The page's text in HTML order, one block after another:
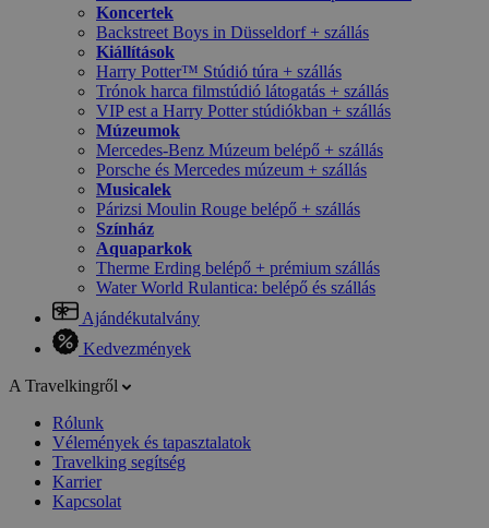
Koncertek
Backstreet Boys in Düsseldorf + szállás
Kiállítások
Harry Potter™ Stúdió túra + szállás
Trónok harca filmstúdió látogatás + szállás
VIP est a Harry Potter stúdiókban + szállás
Múzeumok
Mercedes-Benz Múzeum belépő + szállás
Porsche és Mercedes múzeum + szállás
Musicalek
Párizsi Moulin Rouge belépő + szállás
Színház
Aquaparkok
Therme Erding belépő + prémium szállás
Water World Rulantica: belépő és szállás
Ajándékutalvány
Kedvezmények
A Travelkingről
Rólunk
Vélemények és tapasztalatok
Travelking segítség
Karrier
Kapcsolat